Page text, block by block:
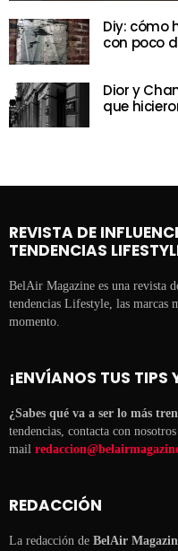
Diy: cómo
con poco
Dior y
que
REVISTA DE
TENDENCIAS
BelAir Magazine es una revista
tendencias Lifestyle, las marcas
momento.
¡ENVÍANOS TUS TIPS
¿Sabes qué va a ser lo más
tendencias, contacta con
mail
REDACCIÓN
La redacción de BelAir